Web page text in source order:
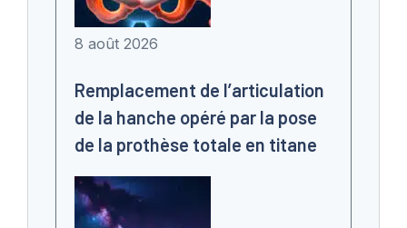
8 août 2026
Remplacement de l’articulation
de la hanche opéré par la pose
de la prothèse totale en titane